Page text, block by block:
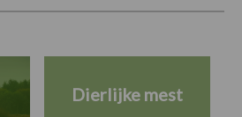
Dierlijke mest